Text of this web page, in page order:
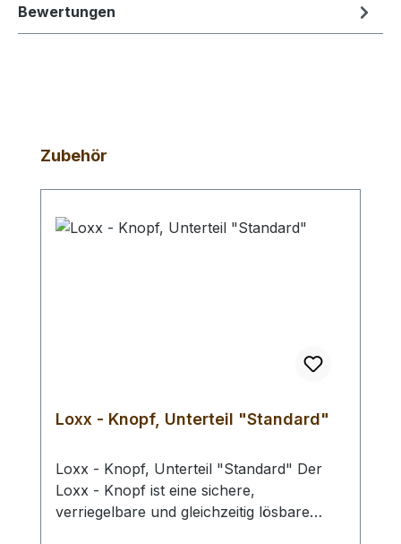
Bewertungen
Produktgalerie überspringen
Zubehör
Loxx - Knopf, Unterteil "Standard"
Loxx - Knopf, Unterteil "Standard" Der
Loxx - Knopf ist eine sichere,
verriegelbare und gleichzeitig lösbare